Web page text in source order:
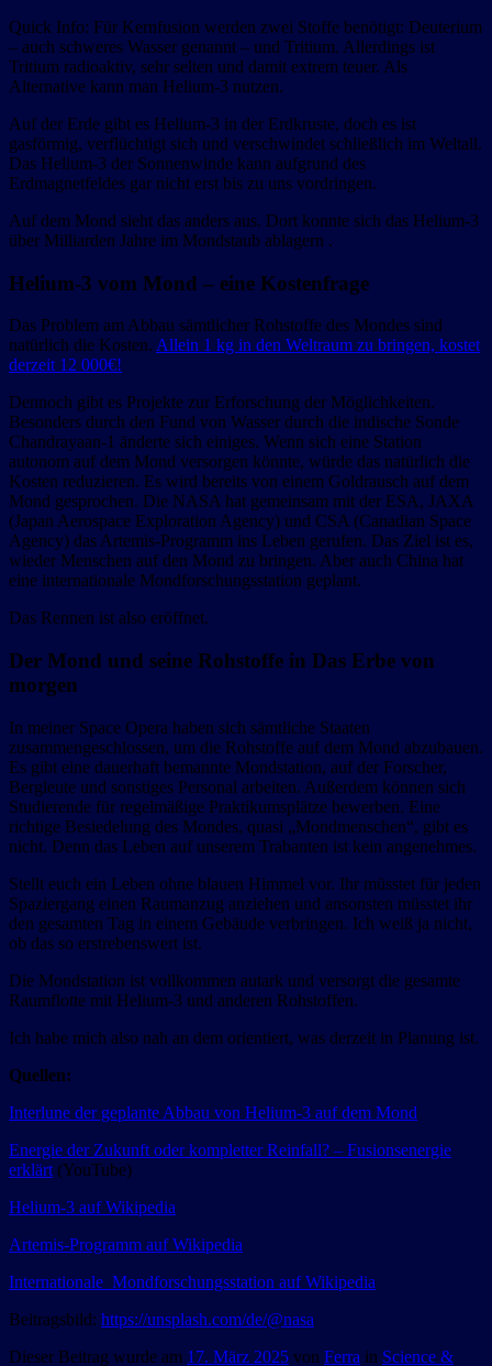
Quick Info: Für Kernfusion werden zwei Stoffe benötigt: Deuterium
– auch schweres Wasser genannt – und Tritium. Allerdings ist
Tritium radioaktiv, sehr selten und damit extrem teuer. Als
Alternative kann man Helium-3 nutzen.
Auf der Erde gibt es Helium-3 in der Erdkruste, doch es ist
gasförmig, verflüchtigt sich und verschwindet schließlich im Weltall.
Das Helium-3 der Sonnenwinde kann aufgrund des
Erdmagnetfeldes gar nicht erst bis zu uns vordringen.
Auf dem Mond sieht das anders aus. Dort konnte sich das Helium-3
über Milliarden Jahre im Mondstaub ablagern .
Helium-3 vom Mond – eine Kostenfrage
Das Problem am Abbau sämtlicher Rohstoffe des Mondes sind
natürlich die Kosten. Allein 1 kg in den Weltraum zu bringen, kostet
derzeit 12 000€!
Dennoch gibt es Projekte zur Erforschung der Möglichkeiten.
Besonders durch den Fund von Wasser durch die indische Sonde
Chandrayaan-1 änderte sich einiges. Wenn sich eine Station
autonom auf dem Mond versorgen könnte, würde das natürlich die
Kosten reduzieren. Es wird bereits von einem Goldrausch auf dem
Mond gesprochen. Die NASA hat gemeinsam mit der ESA, JAXA
(Japan Aerospace Exploration Agency) und CSA (Canadian Space
Agency) das Artemis-Programm ins Leben gerufen. Das Ziel ist es,
wieder Menschen auf den Mond zu bringen. Aber auch China hat
eine internationale Mondforschungsstation geplant.
Das Rennen ist also eröffnet.
Der Mond und seine Rohstoffe in Das Erbe von
morgen
In meiner Space Opera haben sich sämtliche Staaten
zusammengeschlossen, um die Rohstoffe auf dem Mond abzubauen.
Es gibt eine dauerhaft bemannte Mondstation, auf der Forscher,
Bergleute und sonstiges Personal arbeiten. Außerdem können sich
Studierende für regelmäßige Praktikumsplätze bewerben. Eine
richtige Besiedelung des Mondes, quasi „Mondmenschen“, gibt es
nicht. Denn das Leben auf unserem Trabanten ist kein angenehmes.
Stellt euch ein Leben ohne blauen Himmel vor. Ihr müsstet für jeden
Spaziergang einen Raumanzug anziehen und ansonsten müsstet ihr
den gesamten Tag in einem Gebäude verbringen. Ich weiß ja nicht,
ob das so erstrebenswert ist.
Die Mondstation ist vollkommen autark und versorgt die gesamte
Raumflotte mit Helium-3 und anderen Rohstoffen.
Ich habe mich also nah an dem orientiert, was derzeit in Planung ist.
Quellen:
Interlune der geplante Abbau von Helium-3 auf dem Mond
Energie der Zukunft oder kompletter Reinfall? – Fusionsenergie
erklärt (YouTube)
Helium-3 auf Wikipedia
Artemis-Programm auf Wikipedia
Internationale_Mondforschungsstation auf Wikipedia
Beitragsbild: https://unsplash.com/de/@nasa
Dieser Beitrag wurde am 17. März 2025 von Ferra in Science &